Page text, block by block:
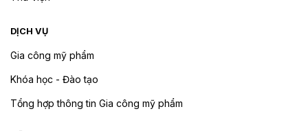
DỊCH VỤ
Gia công mỹ phẩm
Khóa học - Đào tạo
Tổng hợp thông tin Gia công mỹ phẩm